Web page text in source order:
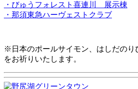
・びゅうフォレスト喜連川 展示棟
・那須東急ハーヴェストクラブ
※日本のポールサイモン、はしだの
をお祈りいたします。